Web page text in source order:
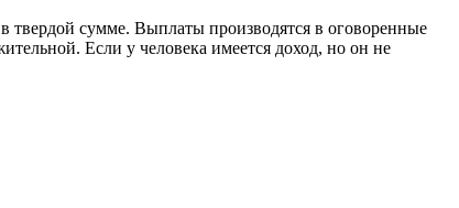
твердой сумме. Выплаты производятся в оговоренные
Если у человека имеется доход, но он не